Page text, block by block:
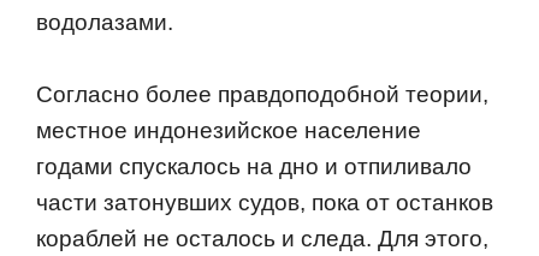
водолазами.
Согласно более правдоподобной теории,
местное индонезийское население
годами спускалось на дно и отпиливало
части затонувших судов, пока от останков
кораблей не осталось и следа. Для этого,